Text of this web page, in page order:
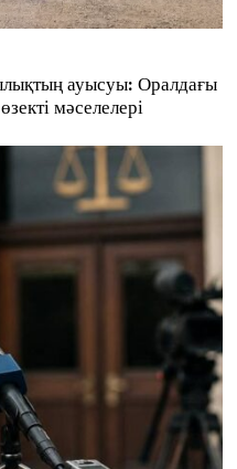
ауысуы: Оралдағы
мәселелері